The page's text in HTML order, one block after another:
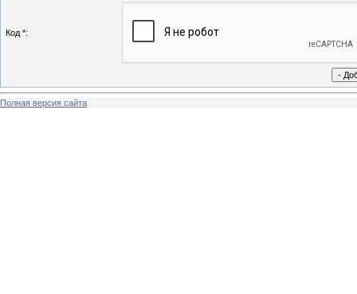
Код *:
Полная версия сайта